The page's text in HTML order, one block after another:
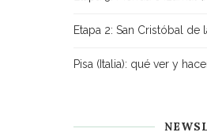
Etapa 2: San Cristóbal de
Pisa (Italia): qué ver y